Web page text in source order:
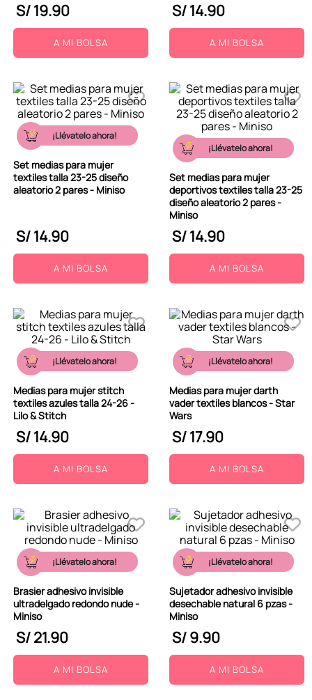
S/19.90
A MI BOLSA
S/14.90
A MI BOLSA
¡Llévatelo ahora!
Set medias para mujer
textiles talla 23-25 diseño
aleatorio 2 pares - Miniso
S/14.90
A MI BOLSA
¡Llévatelo ahora!
Set medias para mujer
deportivos textiles talla 23-25
diseño aleatorio 2 pares -
Miniso
S/14.90
A MI BOLSA
¡Llévatelo ahora!
Medias para mujer stitch
textiles azules talla 24-26 -
Lilo & Stitch
S/14.90
A MI BOLSA
¡Llévatelo ahora!
Medias para mujer darth
vader textiles blancos - Star
Wars
S/17.90
A MI BOLSA
¡Llévatelo ahora!
Brasier adhesivo invisible
ultradelgado redondo nude -
Miniso
S/21.90
A MI BOLSA
¡Llévatelo ahora!
Sujetador adhesivo invisible
desechable natural 6 pzas -
Miniso
S/9.90
A MI BOLSA